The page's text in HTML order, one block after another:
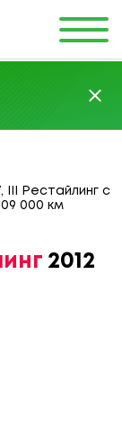
III Рестайлинг с
000 км
2012